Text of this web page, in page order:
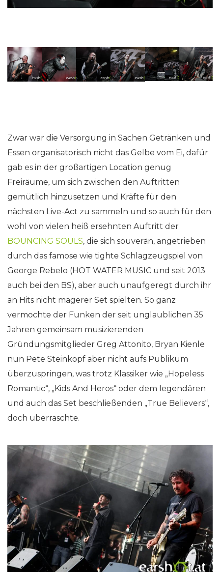
Zwar war die Versorgung in Sachen Getränken und
Essen organisatorisch nicht das Gelbe vom Ei, dafür
gab es in der großartigen Location genug
Freiräume, um sich zwischen den Auftritten
gemütlich hinzusetzen und Kräfte für den
nächsten Live-Act zu sammeln und so auch für den
wohl von vielen heiß ersehnten Auftritt der
BOUNCING SOULS, die sich souverän, angetrieben
durch das famose wie tighte Schlagzeugspiel von
George Rebelo (HOT WATER MUSIC und seit 2013
auch bei den BS), aber auch unaufgeregt durch ihr
an Hits nicht magerer Set spielten. So ganz
vermochte der Funken der seit unglaublichen 35
Jahren gemeinsam musizierenden
Gründungsmitglieder Greg Attonito, Bryan Kienle
nun Pete Steinkopf aber nicht aufs Publikum
überzuspringen, was trotz Klassiker wie „Hopeless
Romantic“, „Kids And Heros“ oder dem legendären
und auch das Set beschließenden „True Believers“,
doch überraschte.